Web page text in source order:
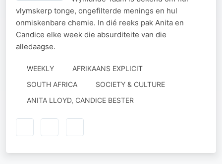
vlymskerp tonge, ongefilterde menings en hul
onmiskenbare chemie. In dié reeks pak Anita en
Candice elke week die absurditeite van die
alledaagse.
WEEKLY
AFRIKAANS EXPLICIT
SOUTH AFRICA
SOCIETY & CULTURE
AUTHORED
ANITA LLOYD, CANDICE BESTER